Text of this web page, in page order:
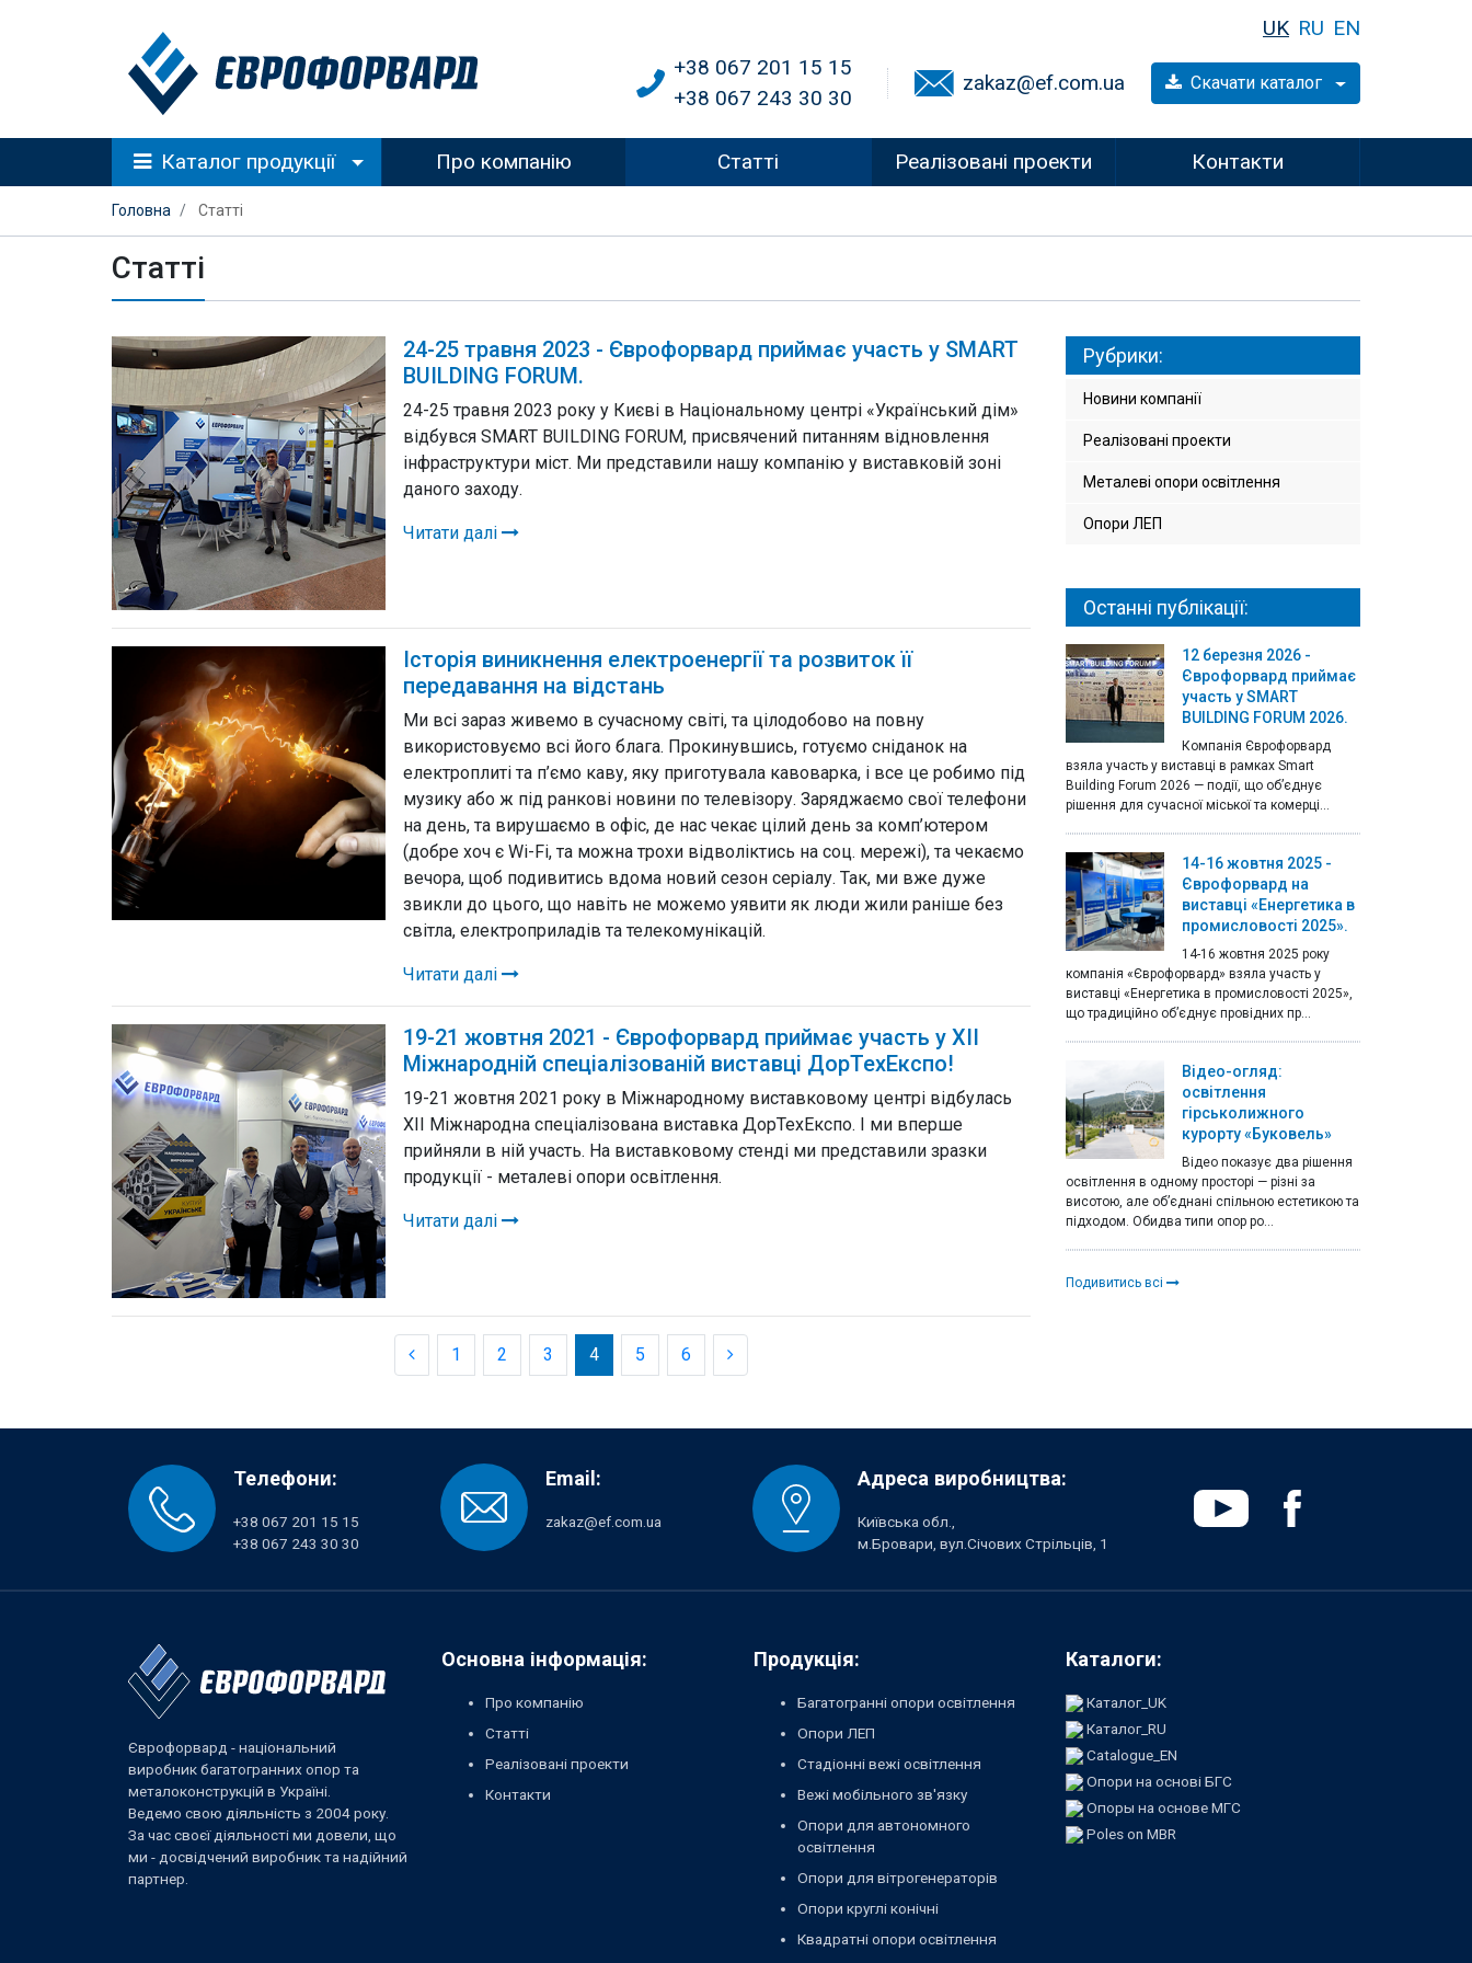
UK RU EN
+38 067 201 15 15
+38 067 243 30 30
zakaz@ef.com.ua Скачати каталог
Каталог продукції Про компанію Статті Реалізовані проекти Контакти
Головна Статті
Статті
24-25 травня 2023 - Єврофорвард приймає участь у SMART
BUILDING FORUM.
24-25 травня 2023 року у Києві в Національному центрі «Український дім»
відбувся SMART BUILDING FORUM, присвячений питанням відновлення
інфраструктури міст. Ми представили нашу компанію у виставковій зоні
даного заходу.
Читати далі
Історія виникнення електроенергії та розвиток її
передавання на відстань
Ми всі зараз живемо в сучасному світі, та цілодобово на повну
використовуємо всі його блага. Прокинувшись, готуємо сніданок на
електроплиті та п’ємо каву, яку приготувала кавоварка, і все це робимо під
музику або ж під ранкові новини по телевізору. Заряджаємо свої телефони
на день, та вирушаємо в офіс, де нас чекає цілий день за комп’ютером
(добре хоч є Wi-Fi, та можна трохи відволіктись на соц. мережі), та чекаємо
вечора, щоб подивитись вдома новий сезон серіалу. Так, ми вже дуже
звикли до цього, що навіть не можемо уявити як люди жили раніше без
світла, електроприладів та телекомунікацій.
Читати далі
19-21 жовтня 2021 - Єврофорвард приймає участь у XII
Міжнародній спеціалізованій виставці ДорТехЕкспо!
19-21 жовтня 2021 року в Міжнародному виставковому центрі відбулась
XII Міжнародна спеціалізована виставка ДорТехЕкспо. І ми вперше
прийняли в ній участь. На виставковому стенді ми представили зразки
продукції - металеві опори освітлення.
Читати далі
1 2 3 4 5 6
Рубрики:
Новини компанії
Реалізовані проекти
Металеві опори освітлення
Опори ЛЕП
Останні публікації:
12 березня 2026 -
Єврофорвард приймає
участь у SMART
BUILDING FORUM 2026.
Компанія Єврофорвард
взяла участь у виставці в рамках Smart
Building Forum 2026 — події, що об’єднує
рішення для сучасної міської та комерці...
14-16 жовтня 2025 -
Єврофорвард на
виставці «Енергетика в
промисловості 2025».
14-16 жовтня 2025 року
компанія «Єврофорвард» взяла участь у
виставці «Енергетика в промисловості 2025»,
що традиційно об’єднує провідних пр...
Відео-огляд:
освітлення
гірськолижного
курорту «Буковель»
Відео показує два рішення
освітлення в одному просторі — різні за
висотою, але об’єднані спільною естетикою та
підходом. Обидва типи опор ро...
Подивитись всі
Телефони:
+38 067 201 15 15
+38 067 243 30 30
Email:
zakaz@ef.com.ua
Адреса виробництва:
Київська обл.,
м.Бровари, вул.Січових Стрільців, 1
Єврофорвард - національний
виробник багатогранних опор та
металоконструкцій в Україні.
Ведемо свою діяльність з 2004 року.
За час своєї діяльності ми довели, що
ми - досвідчений виробник та надійний
партнер.
Основна інформація:
Про компанію
Статті
Реалізовані проекти
Контакти
Продукція:
Багатогранні опори освітлення
Опори ЛЕП
Стадіонні вежі освітлення
Вежі мобільного зв'язку
Опори для автономного
освітлення
Опори для вітрогенераторів
Опори круглі конічні
Квадратні опори освітлення
Каталоги:
Каталог_UK
Каталог_RU
Catalogue_EN
Опори на основі БГС
Опоры на основе МГС
Poles on MBR